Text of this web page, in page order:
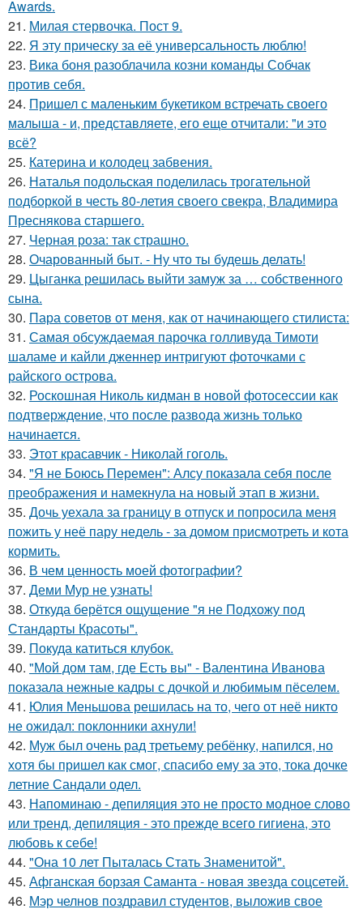
Awards.
21. Милая стервочка. Пост 9.
22. Я эту прическу за её универсальность люблю!
23. Вика боня разоблачила козни команды Собчак
против себя.
24. Пришел с маленьким букетиком встречать своего
малыша - и, представляете, его еще отчитали: "и это
всё?
25. Катерина и колодец забвения.
26. Наталья подольская поделилась трогательной
подборкой в честь 80-летия своего свекра, Владимира
Преснякова старшего.
27. Черная роза: так страшно.
28. Очарованный быт. - Ну что ты будешь делать!
29. Цыганка решилась выйти замуж за … собственного
сына.
30. Пара советов от меня, как от начинающего стилиста:
31. Самая обсуждаемая парочка голливуда Тимоти
шаламе и кайли дженнер интригуют фоточками с
райского острова.
32. Роскошная Николь кидман в новой фотосессии как
подтверждение, что после развода жизнь только
начинается.
33. Этот красавчик - Николай гоголь.
34. "Я не Боюсь Перемен": Алсу показала себя после
преображения и намекнула на новый этап в жизни.
35. Дочь уехала за границу в отпуск и попросила меня
пожить у неё пару недель - за домом присмотреть и кота
кормить.
36. В чем ценность моей фотографии?
37. Деми Мур не узнать!
38. Откуда берётся ощущение "я не Подхожу под
Стандарты Красоты".
39. Покуда катиться клубок.
40. "Мой дом там, где Есть вы" - Валентина Иванова
показала нежные кадры с дочкой и любимым пёселем.
41. Юлия Меньшова решилась на то, чего от неё никто
не ожидал: поклонники ахнули!
42. Муж был очень рад третьему ребёнку, напился, но
хотя бы пришел как смог, спасибо ему за это, тока дочке
летние Сандали одел.
43. Напоминаю - депиляция это не просто модное слово
или тренд, депиляция - это прежде всего гигиена, это
любовь к себе!
44. "Она 10 лет Пыталась Стать Знаменитой".
45. Афганская борзая Саманта - новая звезда соцсетей.
46. Мэр челнов поздравил студентов, выложив свое